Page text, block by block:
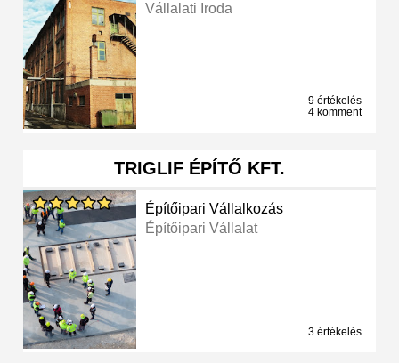
Vállalati Iroda
9 értékelés
4 komment
TRIGLIF ÉPÍTŐ KFT.
Építőipari Vállalkozás
Építőipari Vállalat
3 értékelés